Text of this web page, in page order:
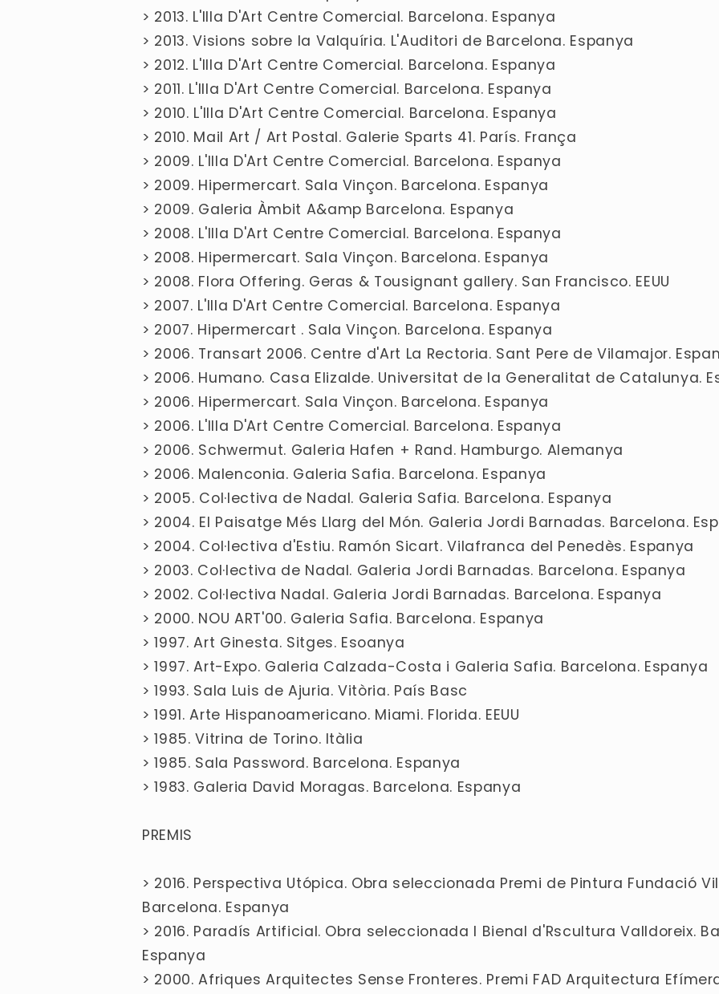
> 2013. L'Illa D'Art Centre Comercial. Barcelona. Espanya
> 2013. Visions sobre la Valquíria. L'Auditori de Barcelona. Espanya
> 2012. L'Illa D'Art Centre Comercial. Barcelona. Espanya
> 2011. L'Illa D'Art Centre Comercial. Barcelona. Espanya
> 2010. L'Illa D'Art Centre Comercial. Barcelona. Espanya
> 2010. Mail Art / Art Postal. Galerie Sparts 41. París. França
> 2009. L'Illa D'Art Centre Comercial. Barcelona. Espanya
> 2009. Hipermercart. Sala Vinçon. Barcelona. Espanya
> 2009. Galeria Àmbit A&amp Barcelona. Espanya
> 2008. L'Illa D'Art Centre Comercial. Barcelona. Espanya
> 2008. Hipermercart. Sala Vinçon. Barcelona. Espanya
> 2008. Flora Offering. Geras & Tousignant gallery. San Francisco. EEUU
> 2007. L'Illa D'Art Centre Comercial. Barcelona. Espanya
> 2007. Hipermercart . Sala Vinçon. Barcelona. Espanya
> 2006. Transart 2006. Centre d'Art La Rectoria. Sant Pere de Vilamajor.
> 2006. Humano. Casa Elizalde. Universitat de la Generalitat de Catalunya.
> 2006. Hipermercart. Sala Vinçon. Barcelona. Espanya
> 2006. L'Illa D'Art Centre Comercial. Barcelona. Espanya
> 2006. Schwermut. Galeria Hafen + Rand. Hamburgo. Alemanya
> 2006. Malenconia. Galeria Safia. Barcelona. Espanya
> 2005. Col·lectiva de Nadal. Galeria Safia. Barcelona. Espanya
> 2004. El Paisatge Més Llarg del Món. Galeria Jordi Barnadas. Barcelona.
> 2004. Col·lectiva d'Estiu. Ramón Sicart. Vilafranca del Penedès. Espanya
> 2003. Col·lectiva de Nadal. Galeria Jordi Barnadas. Barcelona. Espanya
> 2002. Col·lectiva Nadal. Galeria Jordi Barnadas. Barcelona. Espanya
> 2000. NOU ART'00. Galeria Safia. Barcelona. Espanya
> 1997. Art Ginesta. Sitges. Esoanya
> 1997. Art-Expo. Galeria Calzada-Costa i Galeria Safia. Barcelona. Espanya
> 1993. Sala Luis de Ajuria. Vitòria. País Basc
> 1991. Arte Hispanoamericano. Miami. Florida. EEUU
> 1985. Vitrina de Torino. Itàlia
> 1985. Sala Password. Barcelona. Espanya
> 1983. Galeria David Moragas. Barcelona. Espanya
PREMIS
> 2016. Perspectiva Utópica. Obra seleccionada Premi de Pintura Fundació
Barcelona. Espanya
> 2016. Paradís Artificial. Obra seleccionada I Bienal d'Rscultura Valldoreix.
Espanya
> 2000. Afriques Arquitectes Sense Fronteres. Premi FAD Arquitectura